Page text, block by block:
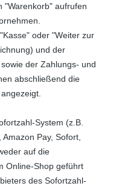
"Warenkorb" aufrufen
oder "Weiter zur
und der
der Zahlungs- und
abschließend die
System (z.B.
Pay, Sofort,
auf die
Online-Shop geführt
des Sofortzahl-